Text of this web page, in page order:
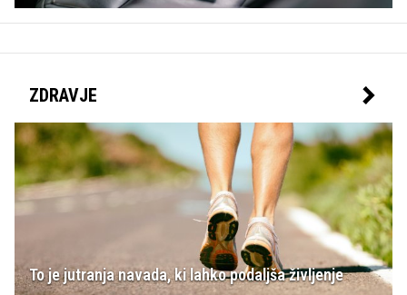
ZDRAVJE
To je jutranja navada, ki lahko podaljša življenje